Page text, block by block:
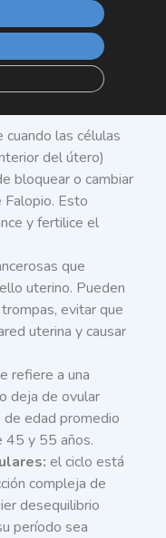
(SOP):
secretan
de andrógenos
cuando las células
del útero)
bloquear o cambiar
Falopio. Esto
y fertilice el
que
uterino. Pueden
evitar que
uterina y causar
refiere a una
deja de ovular
edad promedio
45 y 55 años.
el ciclo está
compleja de
desequilibrio
período sea